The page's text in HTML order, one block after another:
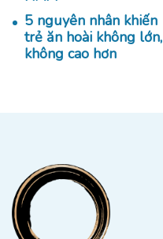
5 nguyên nhân khiến
trẻ ăn hoài không lớn,
không cao hơn